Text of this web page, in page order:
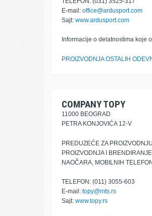
E-mail: office@ardusport.com
Sajt: www.ardusport.com
Informacije o delatnostima koje
PROIZVODNJA OSTALIH
COMPANY TOPY
11000 BEOGRAD
PETRA KONJOVIĆA 12-V
PREDUZEĆE ZA
PROIZVODNJA I
NAOČARA, MOBILNIH
TELEFON: (011) 3055-603
E-mail: topy@mts.rs
Sajt: www.topy.rs